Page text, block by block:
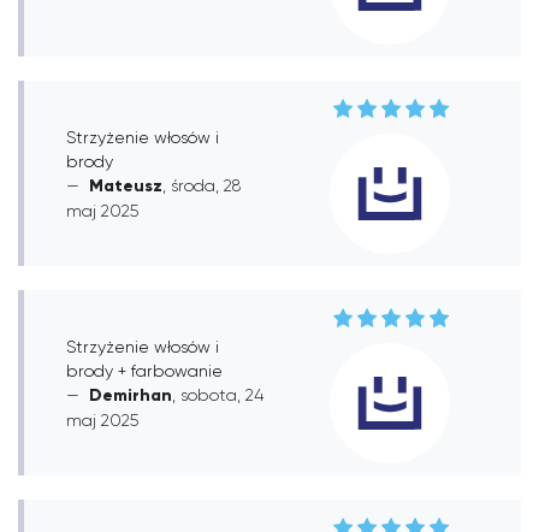
Strzyżenie włosów i
brody
Mateusz , środa, 28
maj 2025
Strzyżenie włosów i
brody + farbowanie
Demirhan , sobota, 24
maj 2025